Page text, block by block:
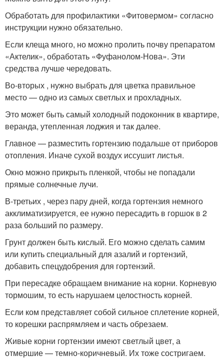
Обработать для профилактики «Фитовермом» согласно
инструкции нужно обязательно.
Если клеща много, но можно пролить почву препаратом
«Актелик», обработать «Фуфанолом-Нова». Эти
средства лучше чередовать.
Во-вторых , нужно выбрать для цветка правильное
место — одно из самых светлых и прохладных.
Это может быть самый холодный подоконник в квартире,
веранда, утепленная лоджия и так далее.
Главное — разместить гортензию подальше от приборов
отопления. Иначе сухой воздух иссушит листья.
Окно можно прикрыть пленкой, чтобы не попадали
прямые солнечные лучи.
В-третьих , через пару дней, когда гортензия немного
акклиматизируется, ее нужно пересадить в горшок в 2
раза больший по размеру.
Грунт должен быть кислый. Его можно сделать самим
или купить специальный для азалий и гортензий,
добавить спецудобрения для гортензий.
При пересадке обращаем внимание на корни. Корневую
тормошим, то есть нарушаем целостность корней.
Если ком представляет собой сильное сплетение корней,
то корешки распрямляем и часть обрезаем.
Живые корни гортензии имеют светлый цвет, а
отмершие — темно-коричневый. Их тоже состригаем.